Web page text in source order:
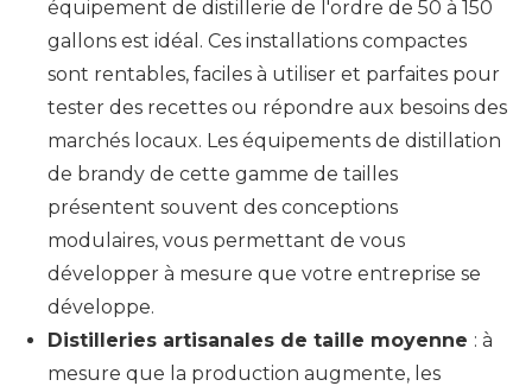
équipement de distillerie de l'ordre de 50 à 150
gallons est idéal. Ces installations compactes
sont rentables, faciles à utiliser et parfaites pour
tester des recettes ou répondre aux besoins des
marchés locaux. Les équipements de distillation
de brandy de cette gamme de tailles
présentent souvent des conceptions
modulaires, vous permettant de vous
développer à mesure que votre entreprise se
développe.
Distilleries artisanales de taille moyenne : à
mesure que la production augmente, les